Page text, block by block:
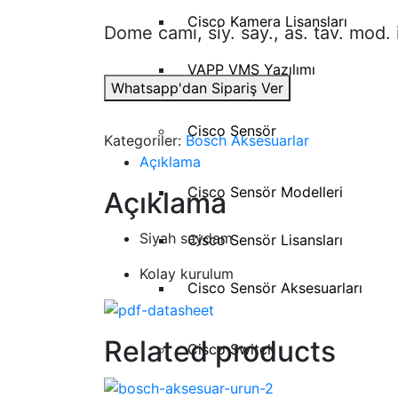
Cisco Kamera Lisansları
VAPP VMS Yazılımı
Cisco Sensör
Cisco Sensör Modelleri
Cisco Sensör Lisansları
Cisco Sensör Aksesuarları
Cisco Switch
Dome camı, siy. say., as. tav. mod.
Whatsapp'dan Sipariş Ver
Kategoriler: Bosch Aksesuarlar
Açıklama
Açıklama
Siyah saydam
Kolay kurulum
Related products